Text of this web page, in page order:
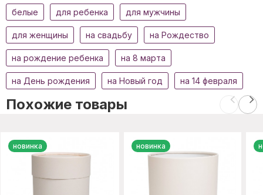
белые для ребенка для мужчины
для женщины на свадьбу на Рождество
на рождение ребенка на 8 марта
на День рождения на Новый год на 14 февраля
Похожие товары
новинка новинка